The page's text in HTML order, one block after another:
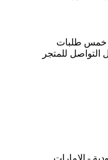
خمس طلبات
للمتجر
- الإمارات